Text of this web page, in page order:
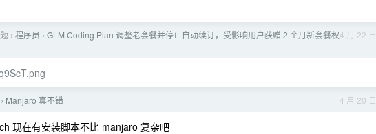
4 月 22 日
› 程序员 › GLM Coding Plan 调整老套餐并停止自动续订，受影响用户获赠 2 个月新套餐权
4 月 20 日
› Manjaro 真不错
现在有安装脚本不比 manjaro 复杂吧